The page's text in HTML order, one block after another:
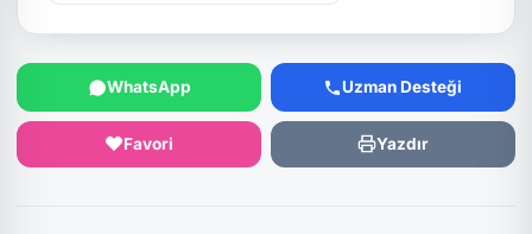
WhatsApp Uzman Desteği
Favori Yazdır